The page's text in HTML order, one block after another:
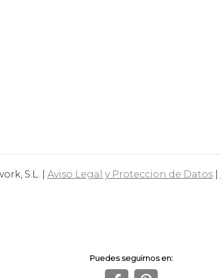
S.L. | Aviso Legal y Proteccion de Datos|
Puedes seguirnos en: